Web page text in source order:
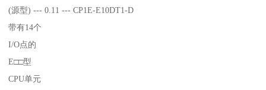
(源型) --- 0.11 --- CP1E-E10DT1-D
带有14个
I/O点的
E□□型
CPU单元